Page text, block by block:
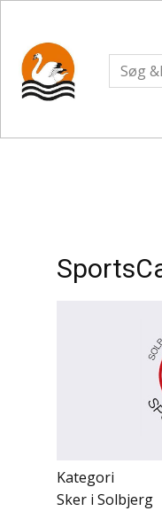
Kategori
Sker i Solbjerg